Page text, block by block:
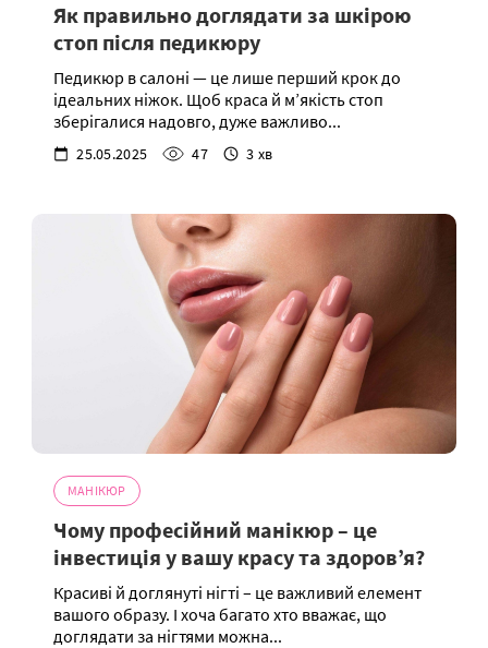
Як правильно доглядати за шкірою
стоп після педикюру
Педикюр в салоні — це лише перший крок до
ідеальних ніжок. Щоб краса й м’якість стоп
зберігалися надовго, дуже важливо...
25.05.2025 47 3 хв
МАНІКЮР
Чому професійний манікюр – це
інвестиція у вашу красу та здоров’я?
Красиві й доглянуті нігті – це важливий елемент
вашого образу. І хоча багато хто вважає, що
доглядати за нігтями можна...